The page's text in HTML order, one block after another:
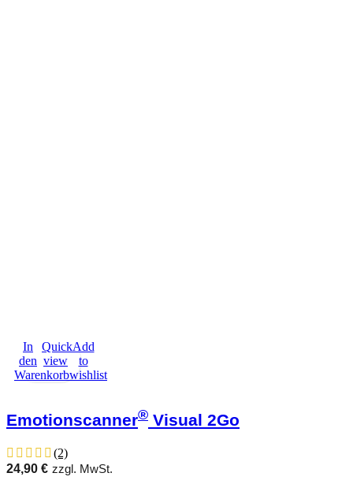
In
den
Warenkorb
Quick
view
Add
to
wishlist
Emotionscanner® Visual 2Go
(2)
24,90 € zzgl. MwSt.